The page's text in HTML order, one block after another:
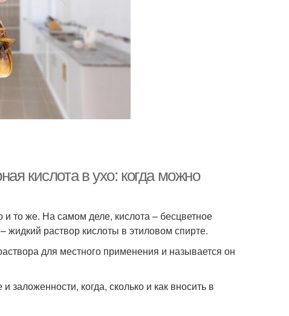
кислота в ухо: когда можно
то же. На самом деле, кислота – бесцветное
жидкий раствор кислоты в этиловом спирте.
для местного применения и называется он
когда, сколько и как вносить в